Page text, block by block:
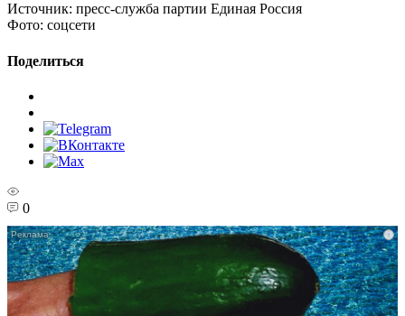
Источник: пресс-служба партии Единая Россия
Фото: соцсети
Поделиться
0
i